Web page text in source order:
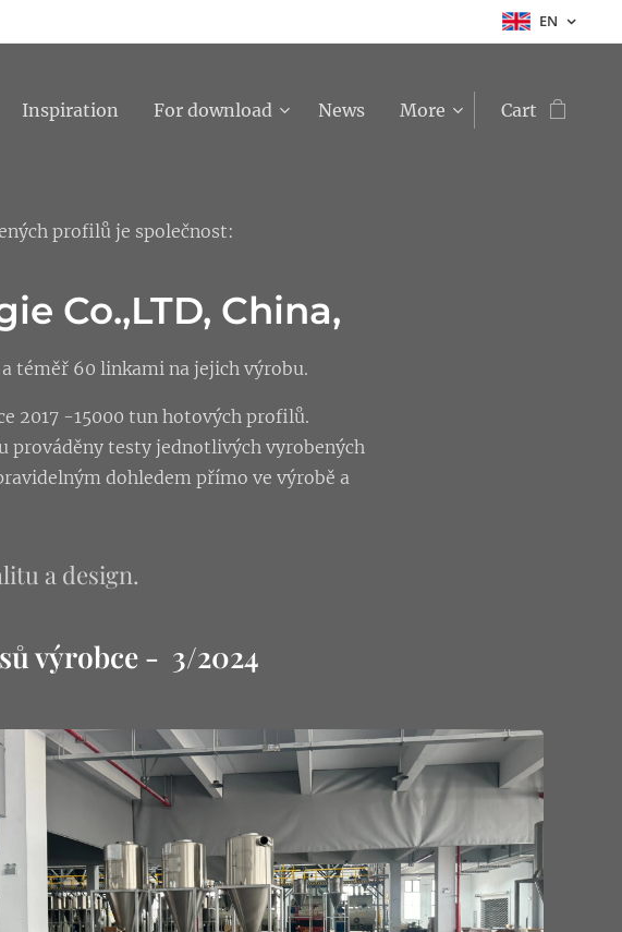
EN
Inspiration For download News More Cart
profilů je společnost:
Co.,LTD, China,
téměř 60 linkami na jejich výrobu.
2017 -15000 tun hotových profilů.
prováděny testy jednotlivých vyrobených
dohledem přímo ve výrobě a
a design.
výrobce - 3/2024